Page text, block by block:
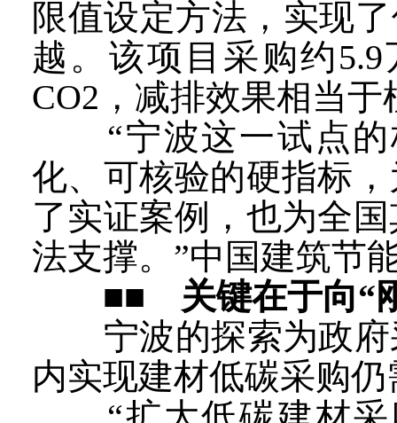
限值设定方法，实现
越。该项目采购约
CO2，减排效果相当于
“宁波这一试点的
化、可核验的硬指标
了实证案例，也为全
法支撑。”中国建筑节
■■ 关键在于向“
宁波的探索为政府
内实现建材低碳采购